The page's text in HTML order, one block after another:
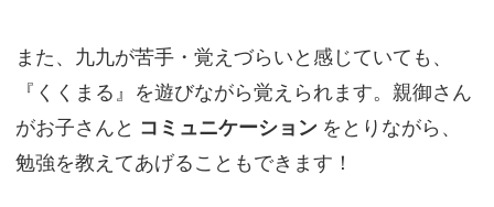
また、九九が苦手・覚えづらいと感じていても、
『くくまる』を遊びながら覚えられます。親御さん
がお子さんと コミュニケーション をとりながら、
勉強を教えてあげることもできます！